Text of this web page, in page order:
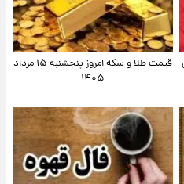
قیمت طلا و سکه امروز پنجشنبه ۱۵ مرداد
۱۴۰۵